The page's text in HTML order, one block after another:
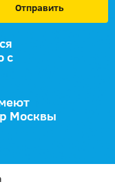
Отправить
с
Москвы